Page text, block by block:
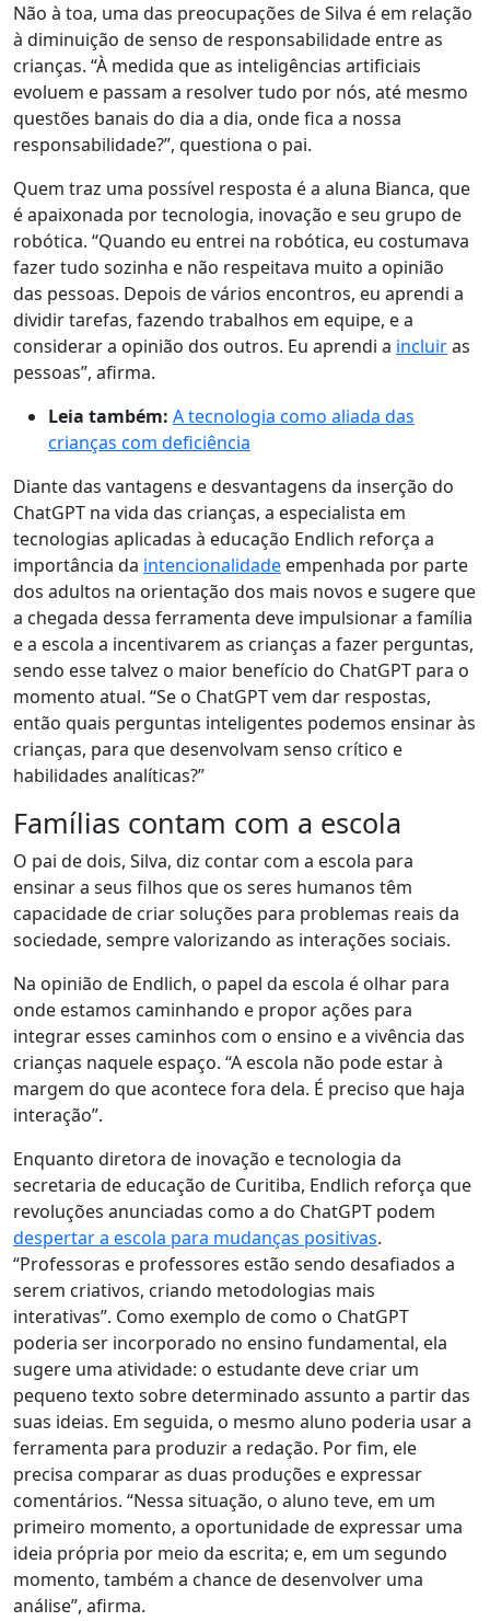
Não à toa, uma das preocupações de Silva é em relação
à diminuição de senso de responsabilidade entre as
crianças. “À medida que as inteligências artificiais
evoluem e passam a resolver tudo por nós, até mesmo
questões banais do dia a dia, onde fica a nossa
responsabilidade?”, questiona o pai.
Quem traz uma possível resposta é a aluna Bianca, que
é apaixonada por tecnologia, inovação e seu grupo de
robótica. “Quando eu entrei na robótica, eu costumava
fazer tudo sozinha e não respeitava muito a opinião
das pessoas. Depois de vários encontros, eu aprendi a
dividir tarefas, fazendo trabalhos em equipe, e a
considerar a opinião dos outros. Eu aprendi a incluiras
pessoas”, afirma.
Leia também: A tecnologia como aliada das
crianças com deficiência
Diante das vantagens e desvantagens da inserção do
ChatGPT na vida das crianças, a especialista em
tecnologias aplicadas à educação Endlich reforça a
importância da intencionalidade empenhada por parte
dos adultos na orientação dos mais novos e sugere que
a chegada dessa ferramenta deve impulsionar a família
e a escola a incentivarem as crianças a fazer perguntas,
sendo esse talvez o maior benefício do ChatGPT para o
momento atual. “Se o ChatGPT vem dar respostas,
então quais perguntas inteligentes podemos ensinar às
crianças, para que desenvolvam senso crítico e
habilidades analíticas?”
Famílias contam com a escola
O pai de dois, Silva, diz contar com a escola para
ensinar a seus filhos que os seres humanos têm
capacidade de criar soluções para problemas reais da
sociedade, sempre valorizando as interações sociais.
Na opinião de Endlich, o papel da escola é olhar para
onde estamos caminhando e propor ações para
integrar esses caminhos com o ensino e a vivência das
crianças naquele espaço. “A escola não pode estar à
margem do que acontece fora dela. É preciso que haja
interação”.
Enquanto diretora de inovação e tecnologia da
secretaria de educação de Curitiba, Endlich reforça que
revoluções anunciadas como a do ChatGPT podem
despertar a escola para mudanças positivas.
“Professoras e professores estão sendo desafiados a
serem criativos, criando metodologias mais
interativas”. Como exemplo de como o ChatGPT
poderia ser incorporado no ensino fundamental, ela
sugere uma atividade: o estudante deve criar um
pequeno texto sobre determinado assunto a partir das
suas ideias. Em seguida, o mesmo aluno poderia usar a
ferramenta para produzir a redação. Por fim, ele
precisa comparar as duas produções e expressar
comentários. “Nessa situação, o aluno teve, em um
primeiro momento, a oportunidade de expressar uma
ideia própria por meio da escrita; e, em um segundo
momento, também a chance de desenvolver uma
análise”, afirma.